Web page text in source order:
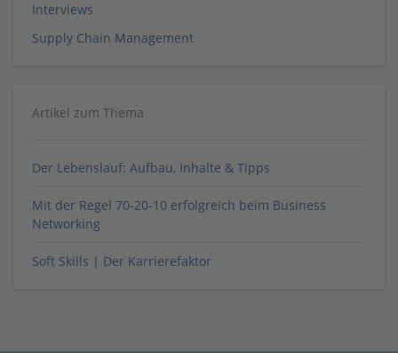
Interviews
Supply Chain Management
Artikel zum Thema
Der Lebenslauf: Aufbau, Inhalte & Tipps
Mit der Regel 70-20-10 erfolgreich beim Business
Networking
Soft Skills | Der Karrierefaktor